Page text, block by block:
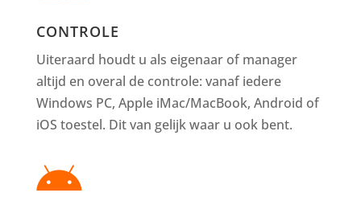
CONTROLE
Uiteraard houdt u als eigenaar of manager
altijd en overal de controle: vanaf iedere
Windows PC, Apple iMac/MacBook, Android of
iOS toestel. Dit van gelijk waar u ook bent.
